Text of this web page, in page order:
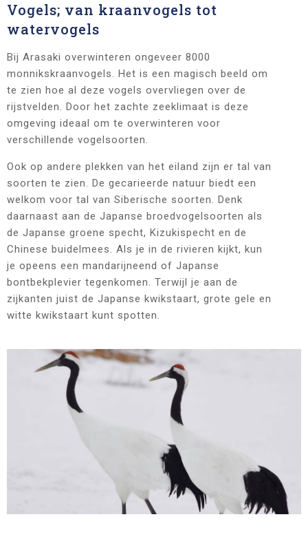
Vogels; van kraanvogels tot
watervogels
Bij Arasaki overwinteren ongeveer 8000
monnikskraanvogels. Het is een magisch beeld om
te zien hoe al deze vogels overvliegen over de
rijstvelden. Door het zachte zeeklimaat is deze
omgeving ideaal om te overwinteren voor
verschillende vogelsoorten.
Ook op andere plekken van het eiland zijn er tal van
soorten te zien. De gecarieerde natuur biedt een
welkom voor tal van Siberische soorten. Denk
daarnaast aan de Japanse broedvogelsoorten als
de Japanse groene specht, Kizukispecht en de
Chinese buidelmees. Als je in de rivieren kijkt, kun
je opeens een mandarijneend of Japanse
bontbekplevier tegenkomen. Terwijl je aan de
zijkanten juist de Japanse kwikstaart, grote gele en
witte kwikstaart kunt spotten.